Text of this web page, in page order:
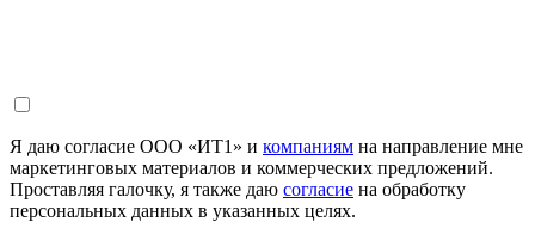
Я даю согласие ООО «ИТ1» и компаниям на направление мне
маркетинговых материалов и коммерческих предложений.
Проставляя галочку, я также даю согласие на обработку
персональных данных в указанных целях.